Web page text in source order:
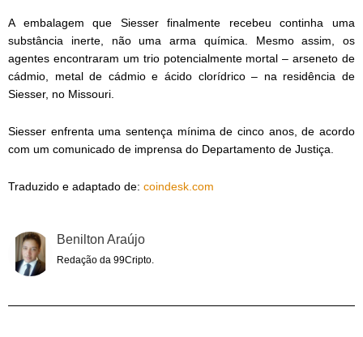
A embalagem que Siesser finalmente recebeu continha uma
substância inerte, não uma arma química. Mesmo assim, os
agentes encontraram um trio potencialmente mortal – arseneto de
cádmio, metal de cádmio e ácido clorídrico – na residência de
Siesser, no Missouri.
Siesser enfrenta uma sentença mínima de cinco anos, de acordo
com um comunicado de imprensa do Departamento de Justiça.
Traduzido e adaptado de: coindesk.com
Benilton Araújo
Redação da 99Cripto.